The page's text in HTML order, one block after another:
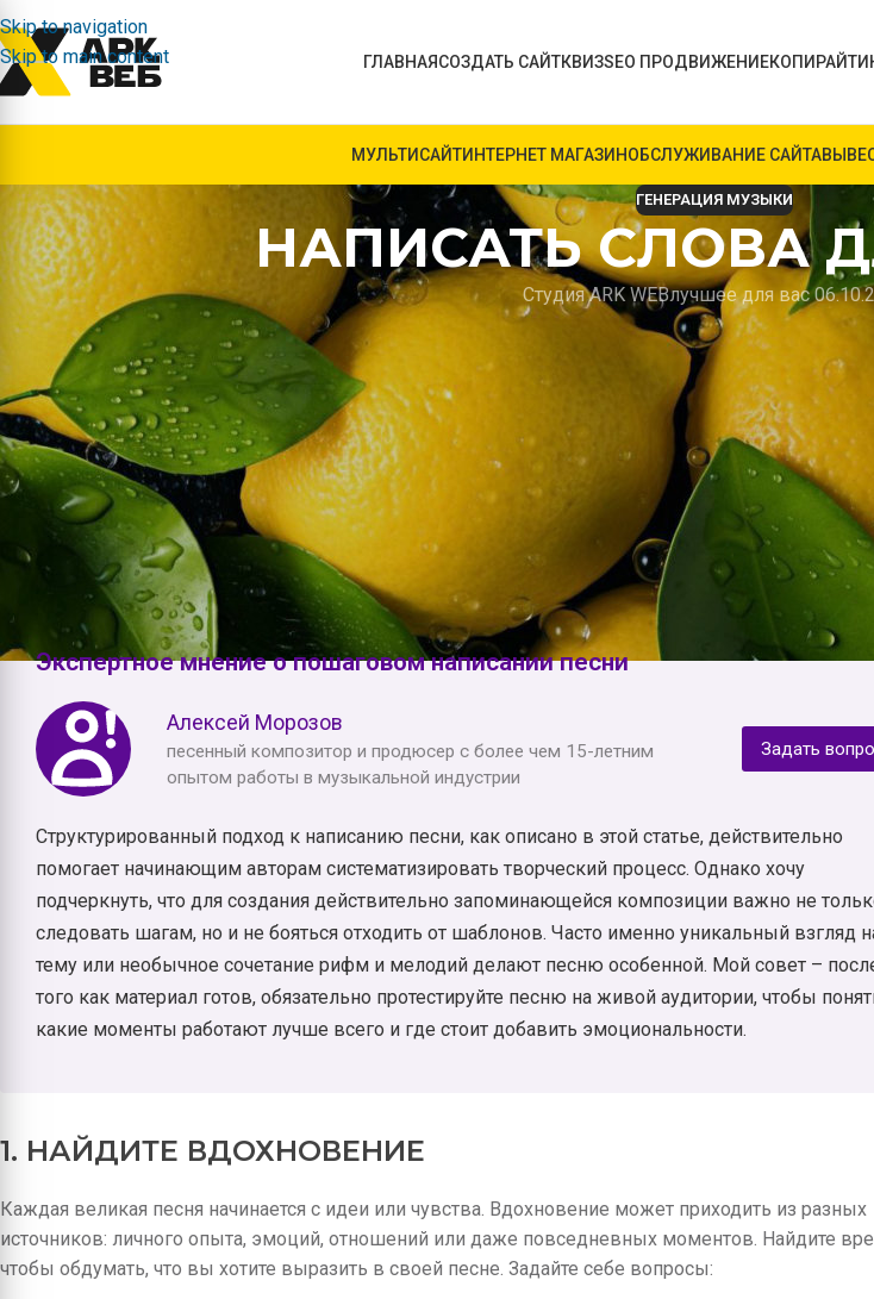
Skip to navigation
Skip to main content
ГЛАВНАЯСОЗДАТЬ САЙТКВИЗSEO ПРОДВИЖЕНИЕ
МУЛЬТИСАЙТИНТЕРНЕТ МАГАЗИНОБСЛУЖИВАНИЕ САЙТА
ГЕНЕРАЦИЯ МУЗЫКИ
НАПИСАТЬ СЛОВА
Студия ARK WEBлучшее для вас
КАК НАПИСАТЬ ПЕСНЮ: ПОШАГОВОЕ
РУКОВОДСТВО ПО СОЗДАНИЮ ТЕКСТОВ
Написание песни – это искусство, которое сочетает в себе креативность, эмоции и технические
Независимо от того, стремитесь ли вы создать поп-хит, эмоциональную балладу или
рэп, процесс создания текстов может быть как увлекательным, так и сложным. В этом
расскажем, как написать песню с нуля, разработать осмысленный текст и превратить ваши
готовое произведение.
Экспертное мнение о пошаговом написании песни
Алексей Морозов
песенный композитор и продюсер с более чем 15-летним
опытом работы в музыкальной индустрии
Задать
Структурированный подход к написанию песни, как описано в этой статье, действительно
помогает начинающим авторам систематизировать творческий процесс. Однако хочу
подчеркнуть, что для создания действительно запоминающейся композиции важно не
следовать шагам, но и не бояться отходить от шаблонов. Часто именно уникальный взгляд
тему или необычное сочетание рифм и мелодий делают песню особенной. Мой совет –
того как материал готов, обязательно протестируйте песню на живой аудитории, чтобы
какие моменты работают лучше всего и где стоит добавить эмоциональности.
1. НАЙДИТЕ ВДОХНОВЕНИЕ
Каждая великая песня начинается с идеи или чувства. Вдохновение может приходить из разных
источников: личного опыта, эмоций, отношений или даже повседневных моментов. Найдите
чтобы обдумать, что вы хотите выразить в своей песне. Задайте себе вопросы: